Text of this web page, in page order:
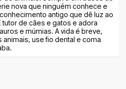
nova que ninguém conhece e
antigo que dê luz ao
tutor de cães e gatos e adora
e múmias. A vida é breve,
animais, use fio dental e coma